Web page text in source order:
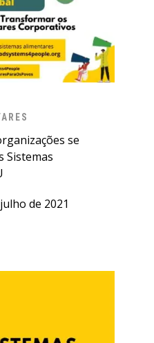
se
Sistemas
de 2021